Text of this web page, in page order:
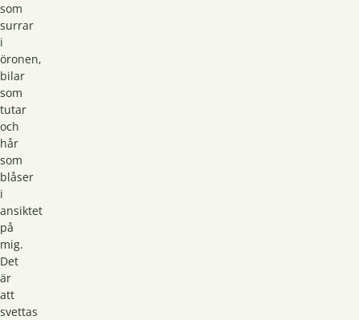
som
surrar
i
öronen,
bilar
som
tutar
och
hår
som
blåser
i
ansiktet
på
mig.
Det
är
att
svettas